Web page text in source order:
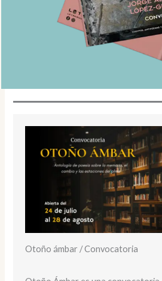
Otoño ámbar / Convocatoria